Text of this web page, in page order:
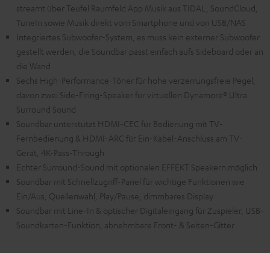
streamt über Teufel Raumfeld App Musik aus TIDAL, SoundCloud,
TuneIn sowie Musik direkt vom Smartphone und von USB/NAS
Integriertes Subwoofer-System, es muss kein externer Subwoofer
gestellt werden, die Soundbar passt einfach aufs Sideboard oder an
die Wand
Sechs High-Performance-Töner für hohe verzerrungsfreie Pegel,
davon zwei Side-Firing-Speaker für virtuellen Dynamore® Ultra
Surround Sound
Soundbar unterstützt HDMI-CEC für Bedienung mit TV-
Fernbedienung & HDMI-ARC für Ein-Kabel-Anschluss am TV-
Gerät, 4K-Pass-Through
Echter Surround-Sound mit optionalen EFFEKT Speakern möglich
Soundbar mit Schnellzugriff-Panel für wichtige Funktionen wie
Ein/Aus, Quellenwahl, Play/Pause, dimmbares Display
Soundbar mit Line-In & optischer Digitaleingang für Zuspieler, USB-
Soundkarten-Funktion, abnehmbare Front- & Seiten-Gitter